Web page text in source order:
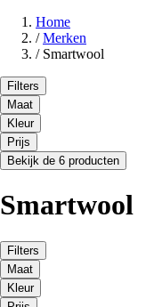
Home
/ Merken
/ Smartwool
Filters
Maat
Kleur
Prijs
Bekijk de 6 producten
Smartwool
Filters
Maat
Kleur